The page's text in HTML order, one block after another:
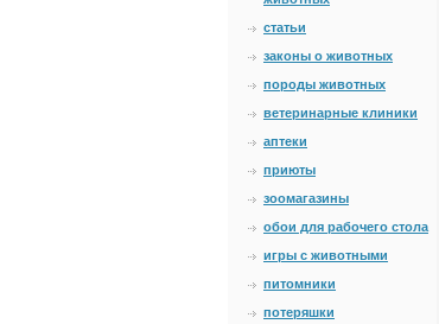
статьи
законы о животных
породы животных
ветеринарные клиники
аптеки
приюты
зоомагазины
обои для рабочего стола
игры с животными
питомники
потеряшки